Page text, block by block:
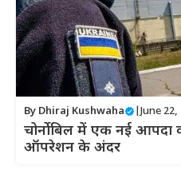
By Dhiraj Kushwaha June 22,
चोर्नोबिल में एक नई आपदा
ऑपरेशन के अंदर